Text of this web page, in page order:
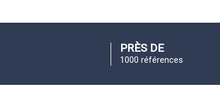
PRÈS DE
1000 références